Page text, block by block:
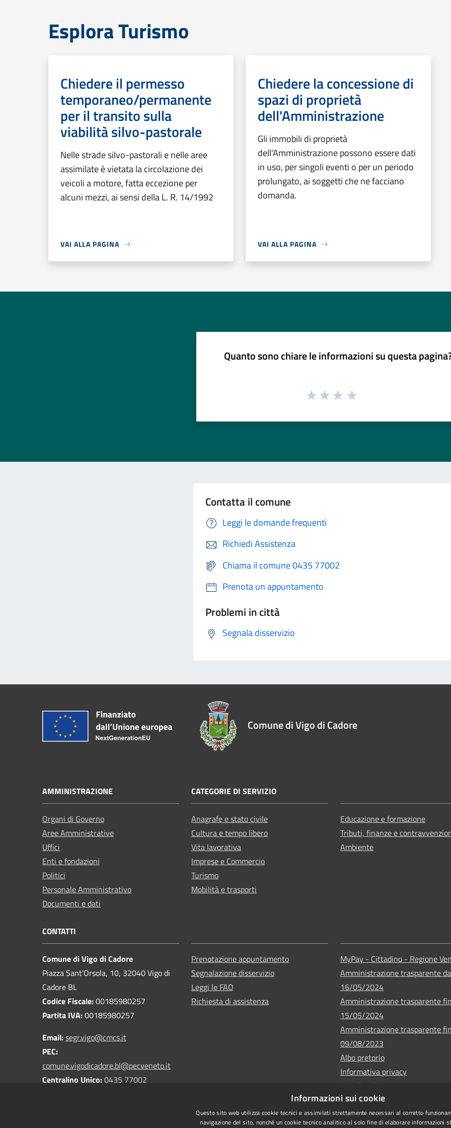
Esplora Turismo
Chiedere il permesso
temporaneo/permanente
per il transito sulla
viabilità silvo-pastorale
Nelle strade silvo-pastorali e nelle aree
assimilate è vietata la circolazione dei
veicoli a motore, fatta eccezione per
alcuni mezzi, ai sensi della L. R. 14/1992
VAI ALLA PAGINA
Chiedere la concessione di
spazi di proprietà
dell'Amministrazione
Gli immobili di proprietà
dell'Amministrazione possono essere dati
in uso, per singoli eventi o per un periodo
prolungato, ai soggetti che ne facciano
domanda.
VAI ALLA PAGINA
Quanto sono chiare le informazioni su questa
Contatta il comune
Leggi le domande frequenti
Richiedi Assistenza
Chiama il comune 0435 77002
Prenota un appuntamento
Problemi in città
Segnala disservizio
Comune di Vigo di Cadore
AMMINISTRAZIONE
Organi di Governo
Aree Amministrative
Uffici
Enti e fondazioni
Politici
Personale Amministrativo
Documenti e dati
CATEGORIE DI SERVIZIO
Anagrafe e stato civile
Cultura e tempo libero
Vita lavorativa
Imprese e Commercio
Turismo
Mobilità e trasporti
Educazione e formazione
Tributi, finanze e
Ambiente
CONTATTI
Comune di Vigo di Cadore
Piazza Sant'Orsola, 10, 32040 Vigo di
Cadore BL
Codice Fiscale:00185980257
Partita IVA:00185980257
Email:segr.vigo@cmcs.it
PEC:
comune.vigodicadore.bl@pecveneto.it
Centralino Unico:0435 77002
Prenotazione appuntamento
Segnalazione disservizio
Leggi le FAQ
Richiesta di assistenza
MyPay - Cittadino - Regione
Amministrazione trasparente
16/05/2024
Amministrazione trasparente
15/05/2024
Amministrazione trasparente
09/08/2023
Albo pretorio
Informativa privacy
Note legali
Dichiarazione di accessibilità
Informazioni sui cookie
Questo sito web utilizza cookie tecnici e assimilati strettamente necessari al corretto
navigazione del sito, nonché un cookie tecnico analitico al solo fine di elaborare informazioni